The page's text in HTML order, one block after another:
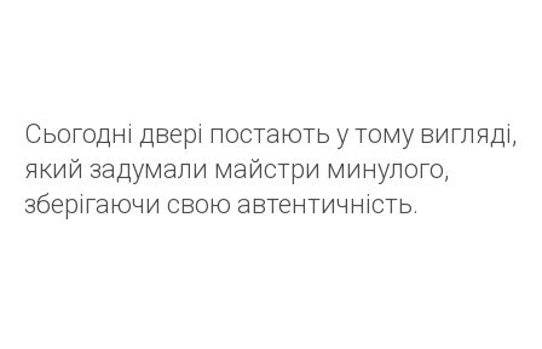
Сьогодні двері постають у тому вигляді,
який задумали майстри минулого,
зберігаючи свою автентичність.